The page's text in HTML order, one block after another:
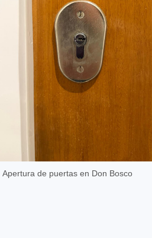
Apertura de puertas en Don Bosco